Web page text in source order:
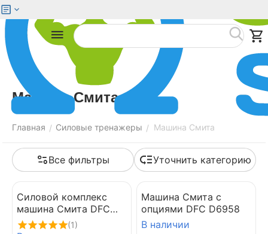
Машина Смита
Главная / Силовые тренажеры / Машина Смита
Все фильтры Уточнить категорию
Силовой комплекс
машина Смита DFC
Homegym D943
(1)
Машина Смита с
опциями DFC D6958
В наличии
Меню Найти